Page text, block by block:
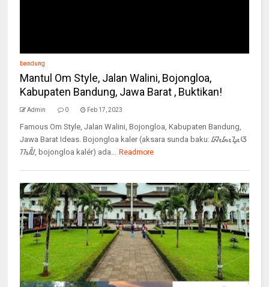
bandung
Mantul Om Style, Jalan Walini, Bojongloa,
Kabupaten Bandung, Jawa Barat , Buktikan!
Admin 0 Feb 17, 2023
Famous Om Style, Jalan Walini, Bojongloa, Kabupaten Bandung,
Jawa Barat Ideas. Bojongloa kaler (aksara sunda baku: ᮘᮧᮏᮧᮍᮣᮧᮃ
ᮊᮜᮦᮁ, bojongloa kalér) ada... Readmore